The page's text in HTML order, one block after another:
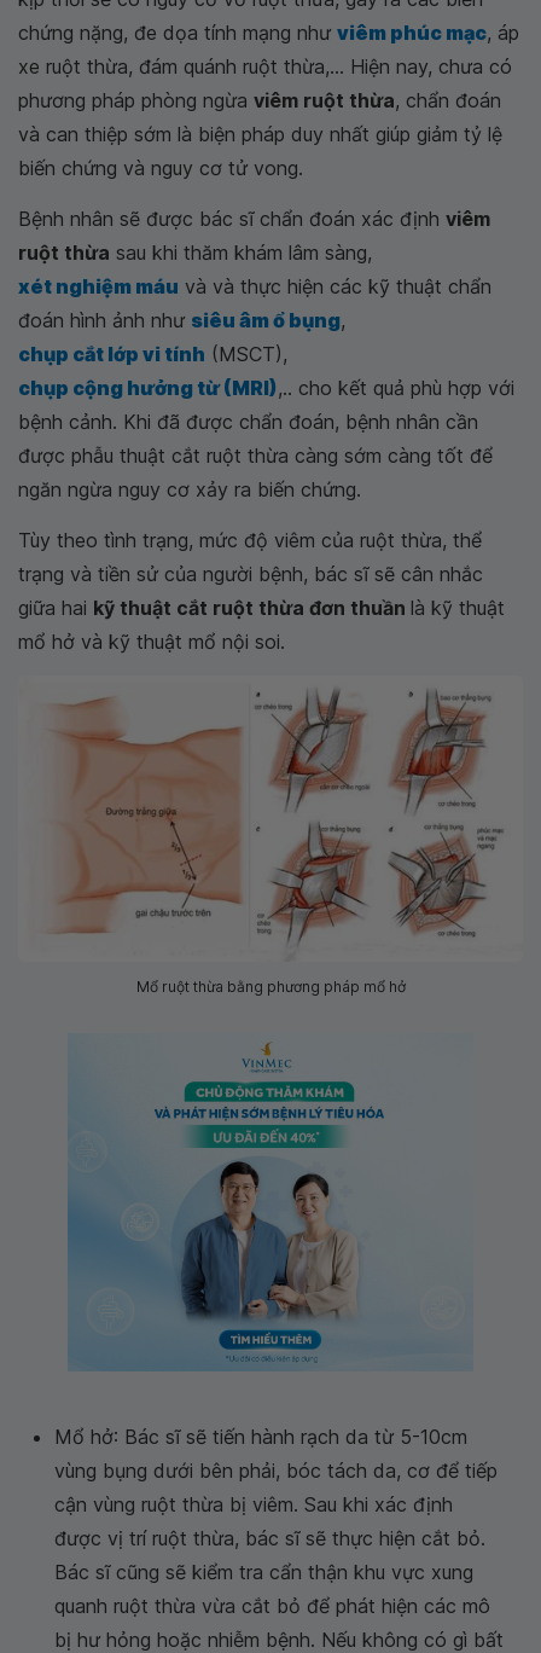
chứng nặng, đe dọa tính mạng như viêm phúc mạc, áp
xe ruột thừa, đám quánh ruột thừa,... Hiện nay, chưa có
phương pháp phòng ngừa viêm ruột thừa, chẩn đoán
và can thiệp sớm là biện pháp duy nhất giúp giảm tỷ lệ
biến chứng và nguy cơ tử vong.
Bệnh nhân sẽ được bác sĩ chẩn đoán xác định viêm
ruột thừa sau khi thăm khám lâm sàng,
xét nghiệm máu và và thực hiện các kỹ thuật chẩn
đoán hình ảnh như siêu âm ổ bụng,
chụp cắt lớp vi tính (MSCT),
chụp cộng hưởng từ (MRI),.. cho kết quả phù hợp với
bệnh cảnh. Khi đã được chẩn đoán, bệnh nhân cần
được phẫu thuật cắt ruột thừa càng sớm càng tốt để
ngăn ngừa nguy cơ xảy ra biến chứng.
Tùy theo tình trạng, mức độ viêm của ruột thừa, thể
trạng và tiền sử của người bệnh, bác sĩ sẽ cân nhắc
giữa hai kỹ thuật cắt ruột thừa đơn thuần là kỹ thuật
mổ hở và kỹ thuật mổ nội soi.
Mổ ruột thừa bằng phương pháp mổ hở
Mổ hở: Bác sĩ sẽ tiến hành rạch da từ 5-10cm
vùng bụng dưới bên phải, bóc tách da, cơ để tiếp
cận vùng ruột thừa bị viêm. Sau khi xác định
được vị trí ruột thừa, bác sĩ sẽ thực hiện cắt bỏ.
Bác sĩ cũng sẽ kiểm tra cẩn thận khu vực xung
quanh ruột thừa vừa cắt bỏ để phát hiện các mô
bị hư hỏng hoặc nhiễm bệnh. Nếu không có gì bất